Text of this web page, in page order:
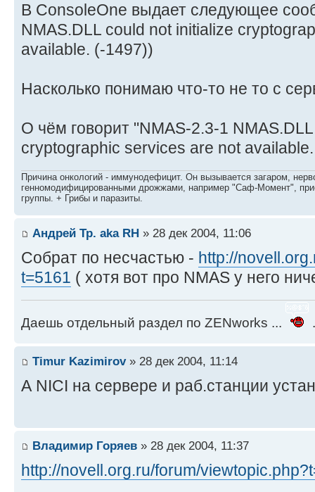
В ConsoleOne выдает следующее
NMAS.DLL could not initialize
available. (-1497))
Насколько понимаю что-то не то с
О чём говорит "NMAS-2.3-1
cryptographic services are not
Причина онкологий - иммунодефицит. Он вызывается загаром,
генномодифицированными дрожжами, например "Саф-Момент",
группы. + Грибы и паразиты.
Андрей Тр. aka RH » 28 дек 2004, 11:06
Собрат по несчастью - http://
t=5161 ( хотя вот про NMAS у него
Даешь отдельный раздел по ZENworks ...
Timur Kazimirov» 28 дек 2004, 11:14
А NICI на сервере и раб.станции
Владимир Горяев » 28 дек 2004, 11:37
http://novell.org.ru/forum/